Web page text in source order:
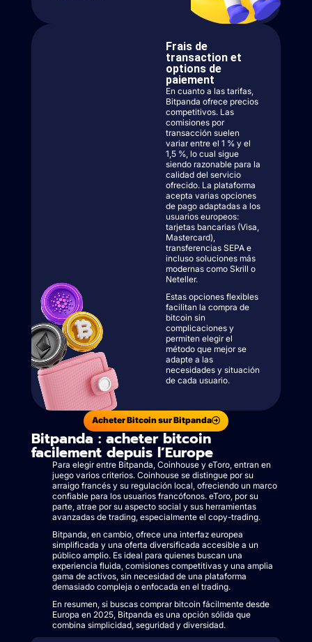
Frais de
transaction et
options de
paiement
En cuanto a las tarifas,
Bitpanda ofrece precios
competitivos. Las
comisiones por
transacción suelen
variar entre el 1 % y el
1,5 %, lo cual sigue
siendo razonable para la
calidad del servicio
ofrecido. La plataforma
acepta varias opciones
de pago adaptadas a los
usuarios europeos:
tarjetas bancarias (Visa,
Mastercard),
transferencias SEPA e
incluso soluciones más
modernas como Skrill o
Neteller.
Estas opciones flexibles
facilitan la compra de
bitcoin sin
complicaciones y
permiten elegir el
método que mejor se
adapte a las
necesidades y situación
de cada usuario.
Acheter Bitcoin sur Bitpanda
Bitpanda : acheter bitcoin
facilement depuis l’Europe
Para elegir entre Bitpanda, Coinhouse y eToro, entran en
juego varios criterios. Coinhouse se distingue por su
arraigo francés y su regulación local, ofreciendo un marco
confiable para los usuarios francófonos. eToro, por su
parte, atrae por su aspecto social y sus herramientas
avanzadas de trading, especialmente el copy-trading.
Bitpanda, en cambio, ofrece una interfaz europea
simplificada y una oferta diversificada accesible a un
público amplio. Es ideal para quienes buscan una
experiencia fluida, comisiones competitivas y una amplia
gama de activos, sin necesidad de una plataforma
demasiado compleja o enfocada en el trading.
En resumen, si buscas comprar bitcoin fácilmente desde
Europa en 2025, Bitpanda es una opción sólida que
combina simplicidad, seguridad y diversidad.